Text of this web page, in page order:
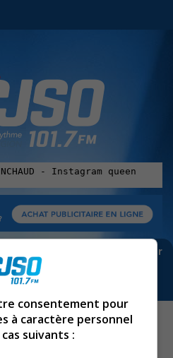
Pour ne rien manquer
abonne-toi à notre infolettre :
consentement pour
à caractère personnel
suivants :